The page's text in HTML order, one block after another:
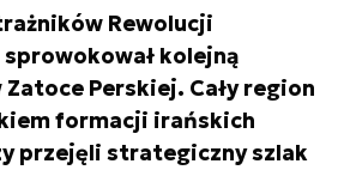
Rewolucji
sprowokował kolejną
Perskiej. Cały region
formacji irańskich
przejęli strategiczny szlak